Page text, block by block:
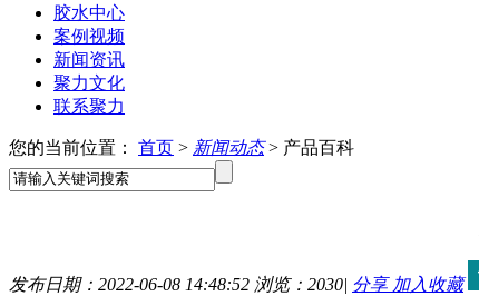
胶水中心
案例视频
新闻资讯
聚力文化
联系聚力
您的当前位置： 首页 > 新闻动态> 产品百科
发布日期：2022-06-08 14:48:52 浏览： 2030| 分享 加入收藏